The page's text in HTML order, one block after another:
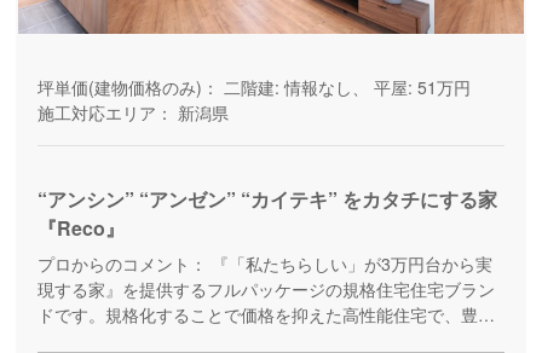
坪単価(建物価格のみ)： 二階建: 情報なし、 平屋: 51万円
施工対応エリア： 新潟県
“アンシン” “アンゼン” “カイテキ” をカタチにする家
『Reco』
プロからのコメント：
『「私たちらしい」が3万円台から実
現する家』を提供するフルパッケージの規格住宅住宅ブラン
ドです。規格化することで価格を抑えた高性能住宅で、豊富